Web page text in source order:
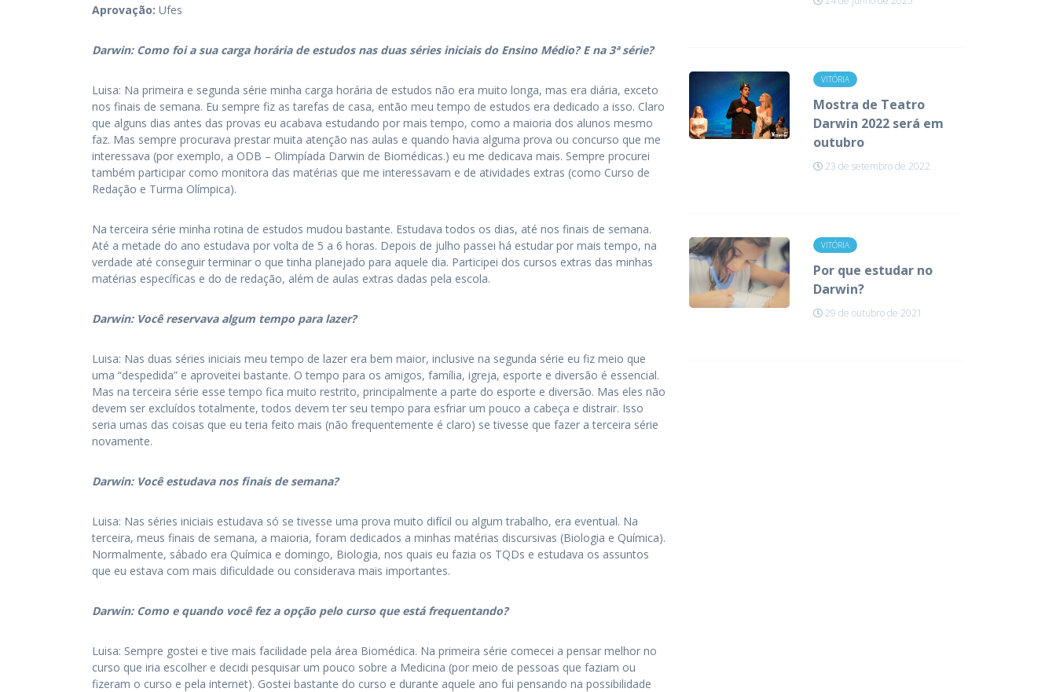
Aprovação: Ufes
Darwin: Como foi a sua carga horária de estudos nas duas séries iniciais do Ensino Médio? E na 3ª série?
Luisa: Na primeira e segunda série minha carga horária de estudos não era muito longa, mas era diária, exceto
nos finais de semana. Eu sempre fiz as tarefas de casa, então meu tempo de estudos era dedicado a isso. Claro
que alguns dias antes das provas eu acabava estudando por mais tempo, como a maioria dos alunos mesmo
faz. Mas sempre procurava prestar muita atenção nas aulas e quando havia alguma prova ou concurso que me
interessava (por exemplo, a ODB – Olimpíada Darwin de Biomédicas.) eu me dedicava mais. Sempre procurei
também participar como monitora das matérias que me interessavam e de atividades extras (como Curso de
Redação e Turma Olímpica).
Na terceira série minha rotina de estudos mudou bastante. Estudava todos os dias, até nos finais de semana.
Até a metade do ano estudava por volta de 5 a 6 horas. Depois de julho passei há estudar por mais tempo, na
verdade até conseguir terminar o que tinha planejado para aquele dia. Participei dos cursos extras das minhas
matérias específicas e do de redação, além de aulas extras dadas pela escola.
Darwin: Você reservava algum tempo para lazer?
Luisa: Nas duas séries iniciais meu tempo de lazer era bem maior, inclusive na segunda série eu fiz meio que
uma “despedida” e aproveitei bastante. O tempo para os amigos, família, igreja, esporte e diversão é essencial.
Mas na terceira série esse tempo fica muito restrito, principalmente a parte do esporte e diversão. Mas eles não
devem ser excluídos totalmente, todos devem ter seu tempo para esfriar um pouco a cabeça e distrair. Isso
seria umas das coisas que eu teria feito mais (não frequentemente é claro) se tivesse que fazer a terceira série
novamente.
Darwin: Você estudava nos finais de semana?
Luisa: Nas séries iniciais estudava só se tivesse uma prova muito difícil ou algum trabalho, era eventual. Na
terceira, meus finais de semana, a maioria, foram dedicados a minhas matérias discursivas (Biologia e Química).
Normalmente, sábado era Química e domingo, Biologia, nos quais eu fazia os TQDs e estudava os assuntos
que eu estava com mais dificuldade ou considerava mais importantes.
Darwin: Como e quando você fez a opção pelo curso que está frequentando?
Luisa: Sempre gostei e tive mais facilidade pela área Biomédica. Na primeira série comecei a pensar melhor no
curso que iria escolher e decidi pesquisar um pouco sobre a Medicina (por meio de pessoas que faziam ou
fizeram o curso e pela internet). Gostei bastante do curso e durante aquele ano fui pensando na possibilidade
VITÓRIA
Mostra de Teatro
Darwin 2022 será em
outubro
23 de setembro de 2022
VITÓRIA
Por que estudar no
Darwin?
29 de outubro de 2021